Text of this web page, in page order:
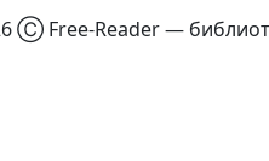
Ⓒ Free-Reader —